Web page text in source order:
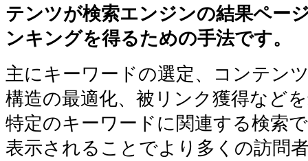
テンツが検索エンジンの結果ペー
ンキングを得るための手法です。
主にキーワードの選定、コンテン
構造の最適化、被リンク獲得など
特定のキーワードに関連する検索
表示されることでより多くの訪問